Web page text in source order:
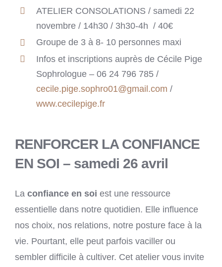
ATELIER CONSOLATIONS / samedi 22
novembre / 14h30 / 3h30-4h / 40€
Groupe de 3 à 8- 10 personnes maxi
Infos et inscriptions auprès de Cécile Pige
Sophrologue – 06 24 796 785 /
cecile.pige.sophro01@gmail.com /
www.cecilepige.fr
RENFORCER LA CONFIANCE
EN SOI – samedi 26 avril
La confiance en soi est une ressource
essentielle dans notre quotidien. Elle influence
nos choix, nos relations, notre posture face à la
vie. Pourtant, elle peut parfois vaciller ou
sembler difficile à cultiver. Cet atelier vous invite